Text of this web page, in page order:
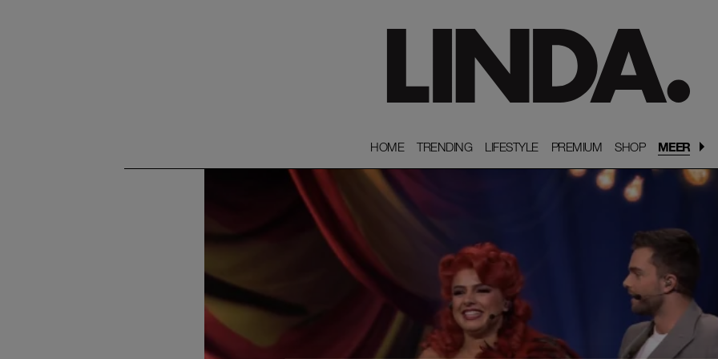
HOME
HOME TRENDING
TRENDING LIFESTYLE
LIFESTYLE PREMIUM
PREMIUM SHOP
SHOP MEER